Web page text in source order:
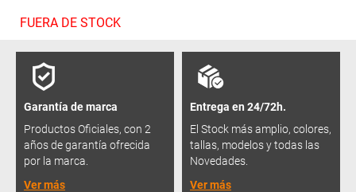
FUERA DE STOCK
Garantía de marca
Productos Oficiales, con 2
años de garantía ofrecida
por la marca.
Ver más
Entrega en 24/72h.
El Stock más amplio, colores,
tallas, modelos y todas las
Novedades.
Ver más